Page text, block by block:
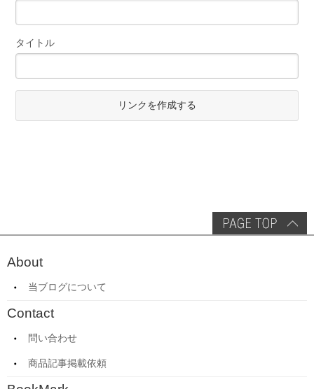
タイトル
リンクを作成する
About
当ブログについて
Contact
問い合わせ
商品記事掲載依頼